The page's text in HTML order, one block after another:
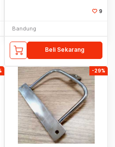
9
Bandung
Beli Sekarang
-29%